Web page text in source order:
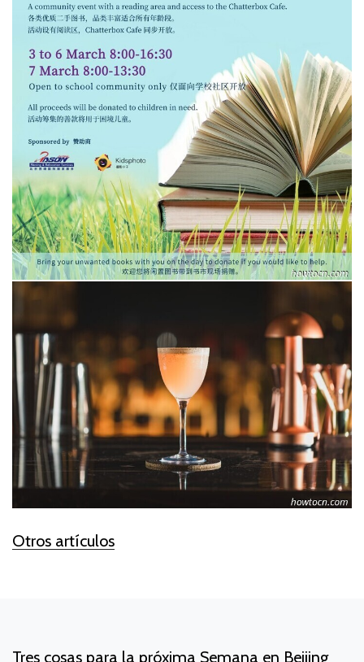
Otros artículos
Tres cosas para la próxima Semana en Beijing